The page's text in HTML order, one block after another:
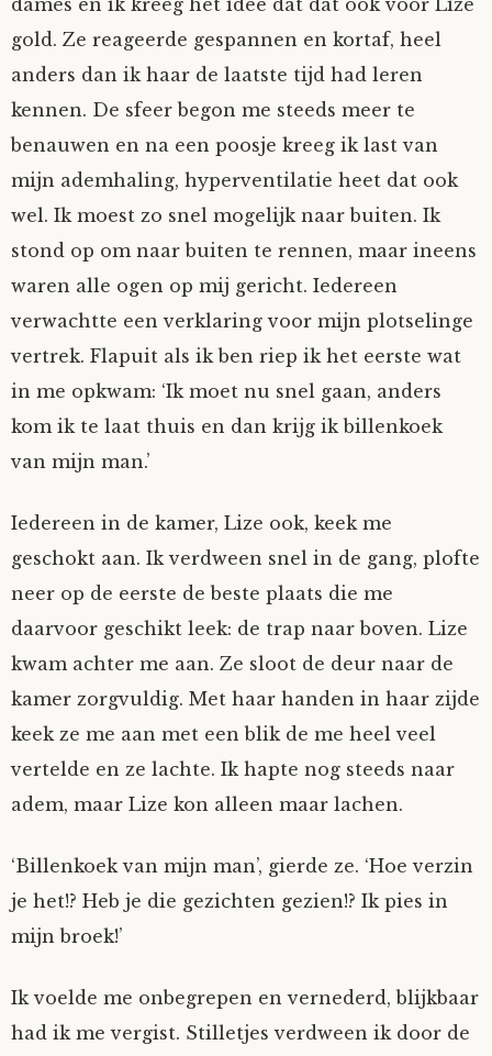
dames en ik kreeg het idee dat dat ook voor Lize
gold. Ze reageerde gespannen en kortaf, heel
anders dan ik haar de laatste tijd had leren
kennen. De sfeer begon me steeds meer te
benauwen en na een poosje kreeg ik last van
mijn ademhaling, hyperventilatie heet dat ook
wel. Ik moest zo snel mogelijk naar buiten. Ik
stond op om naar buiten te rennen, maar ineens
waren alle ogen op mij gericht. Iedereen
verwachtte een verklaring voor mijn plotselinge
vertrek. Flapuit als ik ben riep ik het eerste wat
in me opkwam: ‘Ik moet nu snel gaan, anders
kom ik te laat thuis en dan krijg ik billenkoek
van mijn man.’
Iedereen in de kamer, Lize ook, keek me
geschokt aan. Ik verdween snel in de gang, plofte
neer op de eerste de beste plaats die me
daarvoor geschikt leek: de trap naar boven. Lize
kwam achter me aan. Ze sloot de deur naar de
kamer zorgvuldig. Met haar handen in haar zijde
keek ze me aan met een blik de me heel veel
vertelde en ze lachte. Ik hapte nog steeds naar
adem, maar Lize kon alleen maar lachen.
‘Billenkoek van mijn man’, gierde ze. ‘Hoe verzin
je het!? Heb je die gezichten gezien!? Ik pies in
mijn broek!’
Ik voelde me onbegrepen en vernederd, blijkbaar
had ik me vergist. Stilletjes verdween ik door de